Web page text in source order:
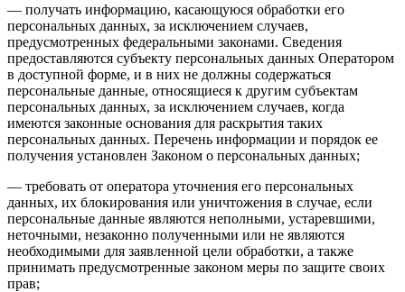
— получать информацию, касающуюся обработки его
персональных данных, за исключением случаев,
предусмотренных федеральными законами. Сведения
предоставляются субъекту персональных данных Оператором
в доступной форме, и в них не должны содержаться
персональные данные, относящиеся к другим субъектам
персональных данных, за исключением случаев, когда
имеются законные основания для раскрытия таких
персональных данных. Перечень информации и порядок ее
получения установлен Законом о персональных данных;
— требовать от оператора уточнения его персональных
данных, их блокирования или уничтожения в случае, если
персональные данные являются неполными, устаревшими,
неточными, незаконно полученными или не являются
необходимыми для заявленной цели обработки, а также
принимать предусмотренные законом меры по защите своих
прав;